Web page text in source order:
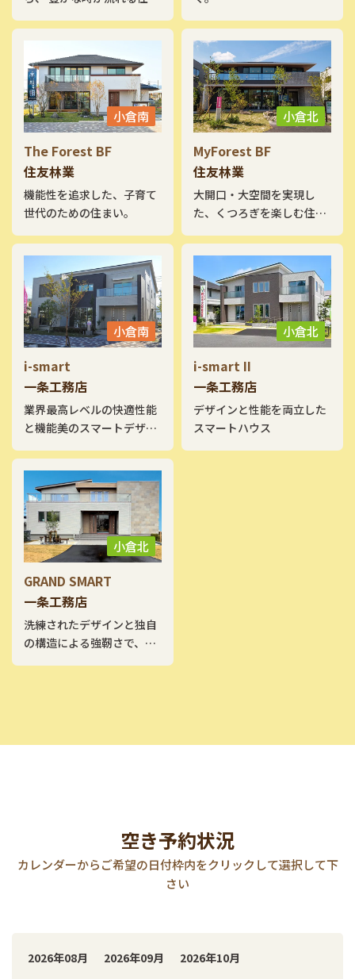
小倉南
The Forest BF
住友林業
機能性を追求した、子育て
世代のための住まい。
小倉北
MyForest BF
住友林業
大開口・大空間を実現し
た、くつろぎを楽しむ住ま
小倉南
i-smart
一条工務店
業界最高レベルの快適性能
と機能美のスマートデザイ
小倉北
i-smart II
一条工務店
デザインと性能を両立した
スマートハウス
小倉北
GRAND SMART
一条工務店
洗練されたデザインと独自
の構造による強靭さで、強
空き予約状況
カレンダーからご希望の日付枠内をクリックして選択して下
さい
2026年08月 2026年09月 2026年10月